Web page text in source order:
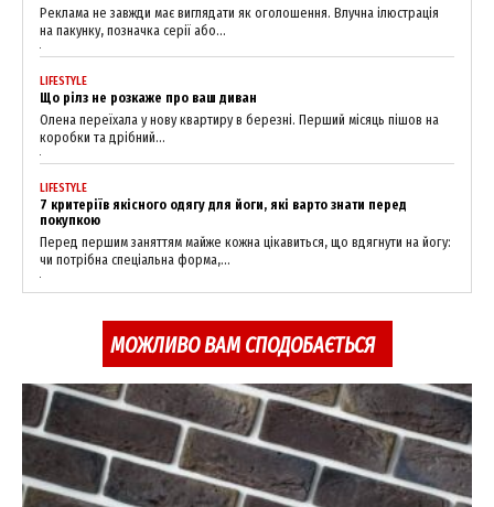
Реклама не завжди має виглядати як оголошення. Влучна ілюстрація
на пакунку, позначка серії або...
LIFESTYLE
Що рілз не розкаже про ваш диван
Олена переїхала у нову квартиру в березні. Перший місяць пішов на
коробки та дрібний...
LIFESTYLE
7 критеріїв якісного одягу для йоги, які варто знати перед
покупкою
Перед першим заняттям майже кожна цікавиться, що вдягнути на йогу:
чи потрібна спеціальна форма,...
МОЖЛИВО ВАМ СПОДОБАЄТЬСЯ